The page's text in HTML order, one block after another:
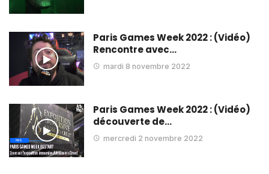
Paris Games Week 2022 : (Vidéo)
Rencontre avec…
mardi 8 novembre 2022
Paris Games Week 2022 : (Vidéo)
découverte de…
mercredi 2 novembre 2022